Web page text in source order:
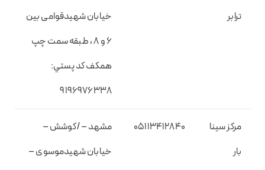
ترابر
خیابان شهیدقوامی بین
6 و 8 ، طبقه سمت چپ
همکف کد پستي:
9196976338
مرکز سینا
بار
05113412840
مشهد – /کوشش –
خیابان شهیدموسوی –